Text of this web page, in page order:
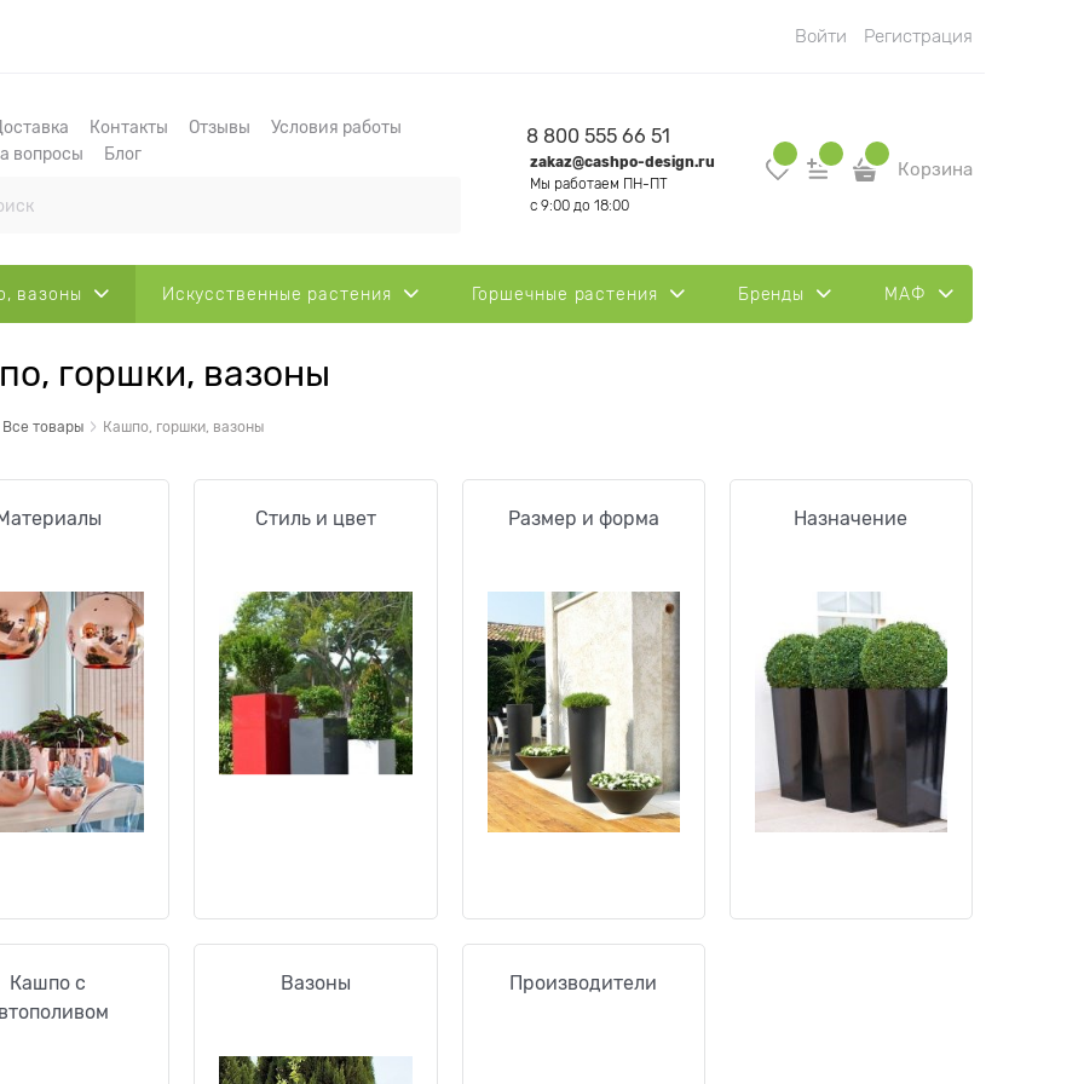
Войти Регистрация
Контакты Отзывы
Условия работы
вопросы
Блог
8 800 555 66 51
zakaz@cashpo-design.ru
Мы работаем ПН-ПТ
с 9:00 до 18:00
Корзина
вазоны Искусственные растения Горшечные растения Бренды МАФ
горшки, вазоны
Все товары Кашпо, горшки, вазоны
Стиль и цвет Размер и форма Назначение
Кашпо с
Вазоны Производители